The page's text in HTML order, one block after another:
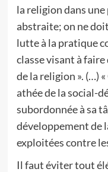
la religion dans
abstraite; on ne
lutte à la pratique
classe visant à
de la religion ». (…)
athée de la social-
subordonnée à sa
développement de
exploitées contre
Il faut éviter tout